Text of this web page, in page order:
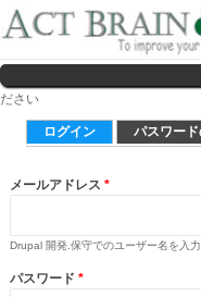
Drupalサイトの制作・保守をど
ださい
プライマリータブ
ログイン (アクティブなタ
パスワー
メールアドレス *
Drupal 開発.保守でのユーザー名を入力
パスワード *